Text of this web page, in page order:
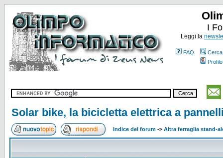
I
Leggi la
FAQ
Cerca
Profilo
Solar bike, la bicicletta elettrica a
Indice del forum -> Altra ferraglia stand-